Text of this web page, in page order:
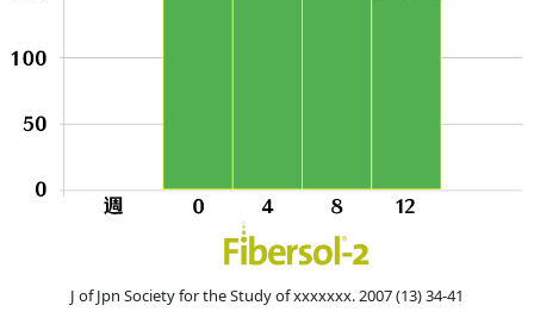
J of Jpn Society for the Study of xxxxxxx. 2007 (13) 34-41